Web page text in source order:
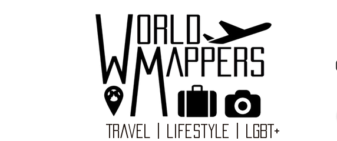
Travel | Lifestyle | LGBT+